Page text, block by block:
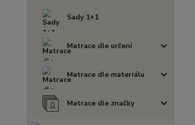
Sady 1+1
Matrace dle určení
Matrace dle materiálu
Matrace dle značky